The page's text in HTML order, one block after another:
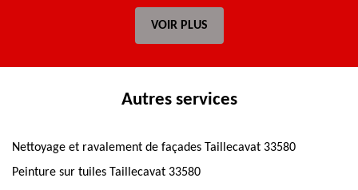
VOIR PLUS
Autres services
Nettoyage et ravalement de façades Taillecavat 33580
Peinture sur tuiles Taillecavat 33580